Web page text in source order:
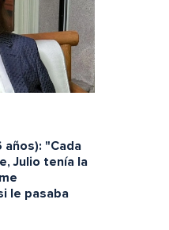
años): "Cada
Julio tenía la
le pasaba